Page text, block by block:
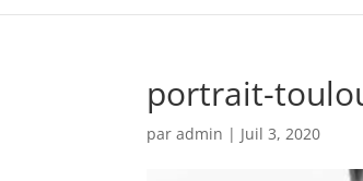
portrait-
paradmin | Juil 3, 2020